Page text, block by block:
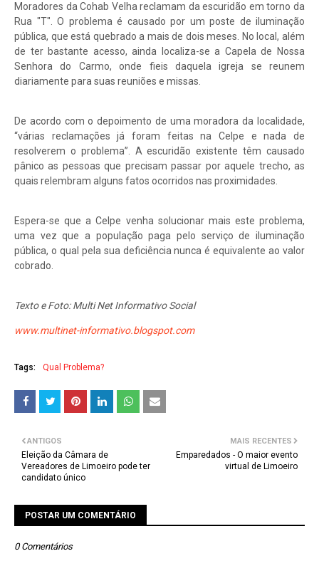
Moradores da Cohab Velha reclamam da escuridão em torno da
Rua "T". O problema é causado por um poste de iluminação
pública, que está quebrado a mais de dois meses. No local, além
de ter bastante acesso, ainda localiza-se a Capela de Nossa
Senhora do Carmo, onde fieis daquela igreja se reunem
diariamente para suas reuniões e missas.
De acordo com o depoimento de uma moradora da localidade,
“várias reclamações já foram feitas na Celpe e nada de
resolverem o problema”. A escuridão existente têm causado
pânico as pessoas que precisam passar por aquele trecho, as
quais relembram alguns fatos ocorridos nas proximidades.
Espera-se que a Celpe venha solucionar mais este problema,
uma vez que a população paga pelo serviço de iluminação
pública, o qual pela sua deficiência nunca é equivalente ao valor
cobrado.
Texto e Foto: Multi Net Informativo Social
www.multinet-informativo.blogspot.com
Tags: Qual Problema?
MAIS RECENTES
Emparedados - O maior evento
virtual de Limoeiro
ANTIGOS
Eleição da Câmara de
Vereadores de Limoeiro pode ter
candidato único
POSTAR UM COMENTÁRIO
0 Comentários